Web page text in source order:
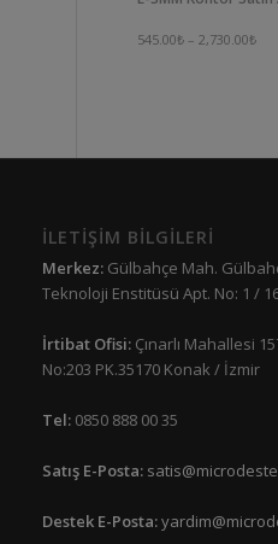
545.00₺ –2,730.00₺
İLETİŞİM BİLGİLERİ
Merkez: Gülbahçe Mah.
Teknoloji Enstitüsü Apt. No: 1 /
İrtibat Ofisi: Çınarlı Mahallesi
No:203 PK.35170 Konak / İzmir
Tel: 0850 888 00 35
Satış E-Posta:
Destek E-Posta: